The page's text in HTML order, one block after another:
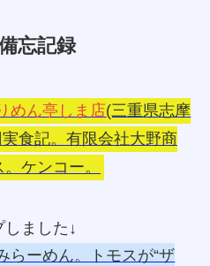
忘記録
めん亭しま店(三重県志摩
食記。有限会社大野商
ケンコー。
ました↓
らーめん。トモスが“ザ